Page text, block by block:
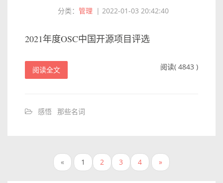
分类： 管理 | 2022-01-03 20:42:40
2021年度OSC中国开源项目评选
阅读全文 阅读( 4843 )
感悟 那些名词
« 1 2 3 4 »